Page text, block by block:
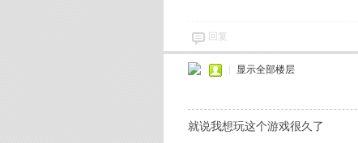
回复
显示全部楼层
就说我想玩这个游戏很久了